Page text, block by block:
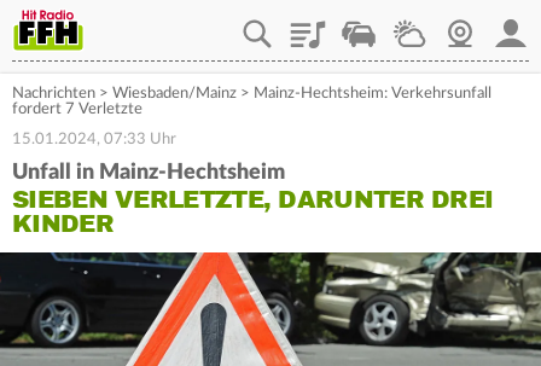
PlaylistStaupilotWetterWebcam
Nachrichten > Wiesbaden/Mainz > Mainz-Hechtsheim: Verkehrsunfall
fordert 7 Verletzte
15.01.2024, 07:33 Uhr
Unfall in Mainz-Hechtsheim
SIEBEN VERLETZTE, DARUNTER DREI
KINDER